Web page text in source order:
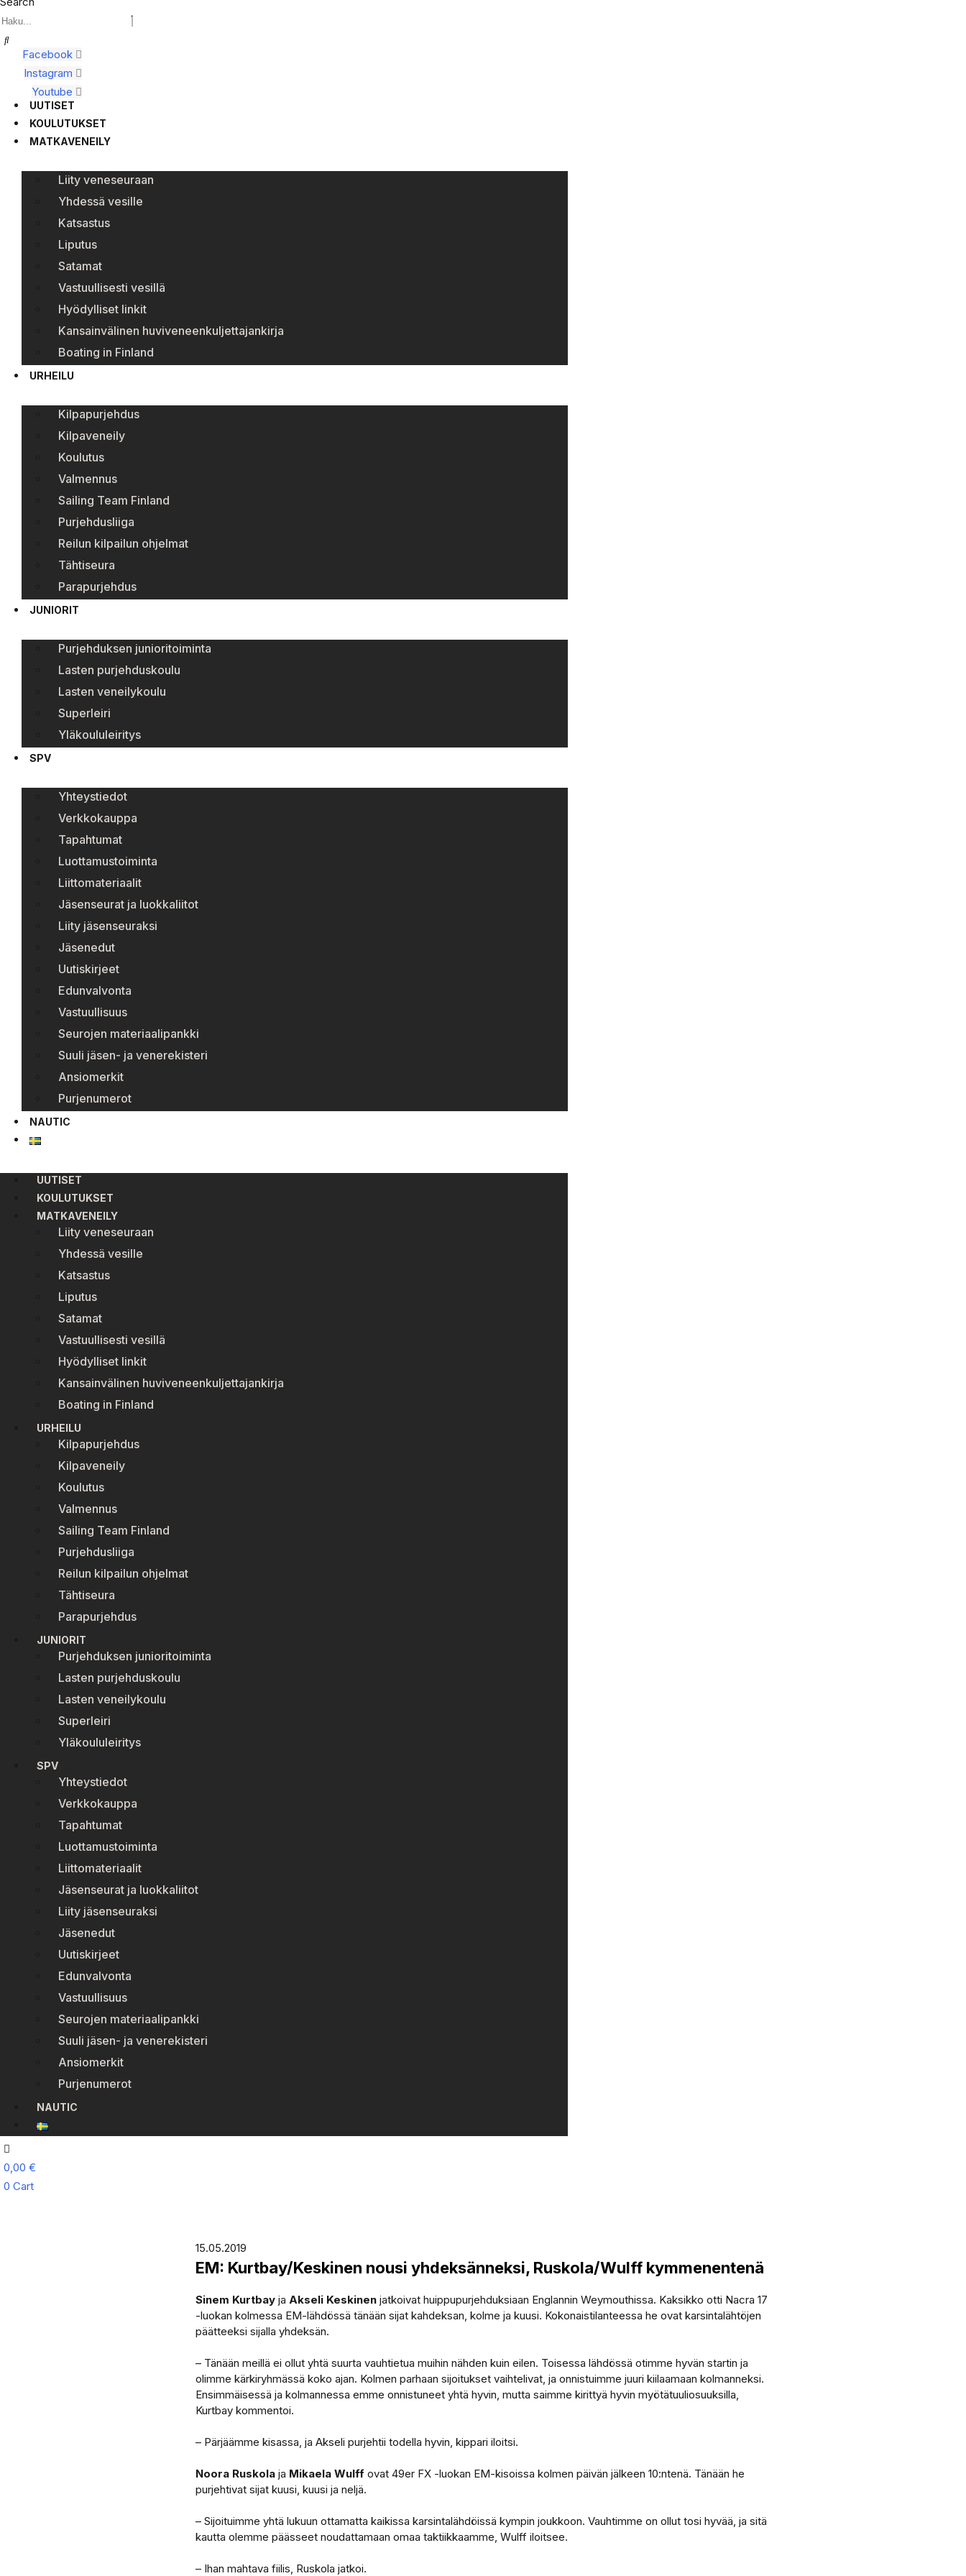
Facebook
Instagram
Youtube
UUTISET
KOULUTUKSET
MATKAVENEILY
Liity veneseuraan
Yhdessä vesille
Katsastus
Liputus
Satamat
Vastuullisesti vesillä
Hyödylliset linkit
Kansainvälinen huviveneenkuljettajankirja
Boating in Finland
URHEILU
Kilpapurjehdus
Kilpaveneily
Koulutus
Valmennus
Sailing Team Finland
Purjehdusliiga
Reilun kilpailun ohjelmat
Tähtiseura
Parapurjehdus
JUNIORIT
Purjehduksen junioritoiminta
Lasten purjehduskoulu
Lasten veneilykoulu
Superleiri
Yläkoululeiritys
SPV
Yhteystiedot
Verkkokauppa
Tapahtumat
Luottamustoiminta
Liittomateriaalit
Jäsenseurat ja luokkaliitot
Liity jäsenseuraksi
Jäsenedut
Uutiskirjeet
Edunvalvonta
Vastuullisuus
Seurojen materiaalipankki
Suuli jäsen- ja venerekisteri
Ansiomerkit
Purjenumerot
NAUTIC
UUTISET
KOULUTUKSET
MATKAVENEILY
Liity veneseuraan
Yhdessä vesille
Katsastus
Liputus
Satamat
Vastuullisesti vesillä
Hyödylliset linkit
Kansainvälinen huviveneenkuljettajankirja
Boating in Finland
URHEILU
Kilpapurjehdus
Kilpaveneily
Koulutus
Valmennus
Sailing Team Finland
Purjehdusliiga
Reilun kilpailun ohjelmat
Tähtiseura
Parapurjehdus
JUNIORIT
Purjehduksen junioritoiminta
Lasten purjehduskoulu
Lasten veneilykoulu
Superleiri
Yläkoululeiritys
SPV
Yhteystiedot
Verkkokauppa
Tapahtumat
Luottamustoiminta
Liittomateriaalit
Jäsenseurat ja luokkaliitot
Liity jäsenseuraksi
Jäsenedut
Uutiskirjeet
Edunvalvonta
Vastuullisuus
Seurojen materiaalipankki
Suuli jäsen- ja venerekisteri
Ansiomerkit
Purjenumerot
NAUTIC
0,00 €
0 Cart
15.05.2019
EM: Kurtbay/Keskinen nousi yhdeksänneksi, Ruskola/Wulff kymmenentenä
Sinem Kurtbay ja Akseli Keskinen jatkoivat huippupurjehduksiaan Englannin Weymouthissa. Kaksikko otti Nacra 17
-luokan kolmessa EM-lähdössä tänään sijat kahdeksan, kolme ja kuusi. Kokonaistilanteessa he ovat karsintalähtöjen
päätteeksi sijalla yhdeksän.
– Tänään meillä ei ollut yhtä suurta vauhtietua muihin nähden kuin eilen. Toisessa lähdössä otimme hyvän startin ja
olimme kärkiryhmässä koko ajan. Kolmen parhaan sijoitukset vaihtelivat, ja onnistuimme juuri kiilaamaan kolmanneksi.
Ensimmäisessä ja kolmannessa emme onnistuneet yhtä hyvin, mutta saimme kirittyä hyvin myötätuuliosuuksilla,
Kurtbay kommentoi.
– Pärjäämme kisassa, ja Akseli purjehtii todella hyvin, kippari iloitsi.
Noora Ruskola ja Mikaela Wulff ovat 49er FX -luokan EM-kisoissa kolmen päivän jälkeen 10:ntenä. Tänään he
purjehtivat sijat kuusi, kuusi ja neljä.
– Sijoituimme yhtä lukuun ottamatta kaikissa karsintalähdöissä kympin joukkoon. Vauhtimme on ollut tosi hyvää, ja sitä
kautta olemme päässeet noudattamaan omaa taktiikkaamme, Wulff iloitsee.
– Ihan mahtava fiilis, Ruskola jatkoi.